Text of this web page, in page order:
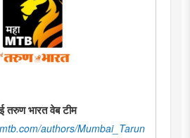
तरुण भारत वेब टीम
authors/Mumbai_Tarun